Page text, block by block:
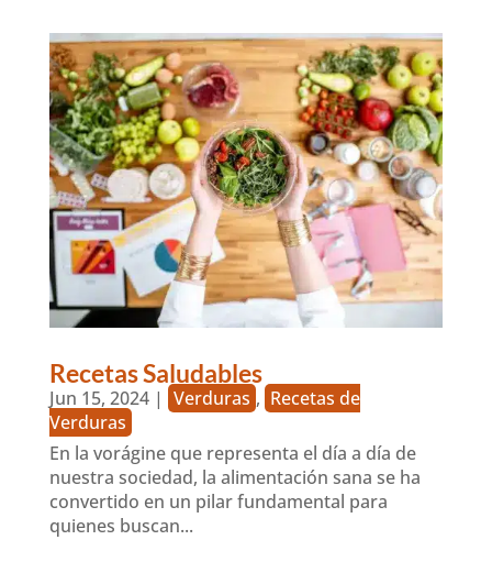
Recetas Saludables
Jun 15, 2024| Verduras , Recetas de
Verduras
En la vorágine que representa el día a día de
nuestra sociedad, la alimentación sana se ha
convertido en un pilar fundamental para
quienes buscan...